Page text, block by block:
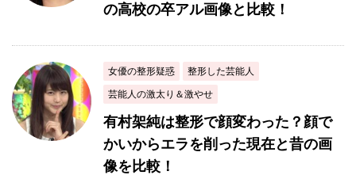
の高校の卒アル画像と比較！
女優の整形疑惑
整形した芸能人
芸能人の激太り＆激やせ
有村架純は整形で顔変わった？顔で
かいからエラを削った現在と昔の画
像を比較！